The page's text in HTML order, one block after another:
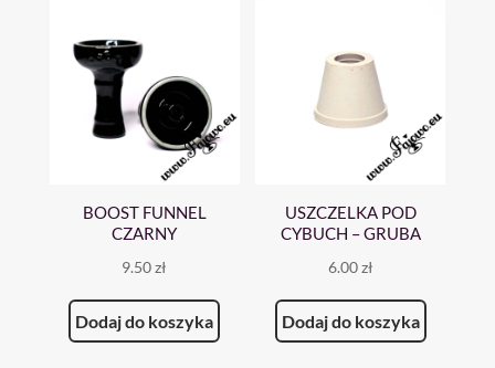
BOOST FUNNEL
CZARNY
9.50zł
Dodaj do koszyka
USZCZELKA POD
CYBUCH – GRUBA
6.00zł
Dodaj do koszyka